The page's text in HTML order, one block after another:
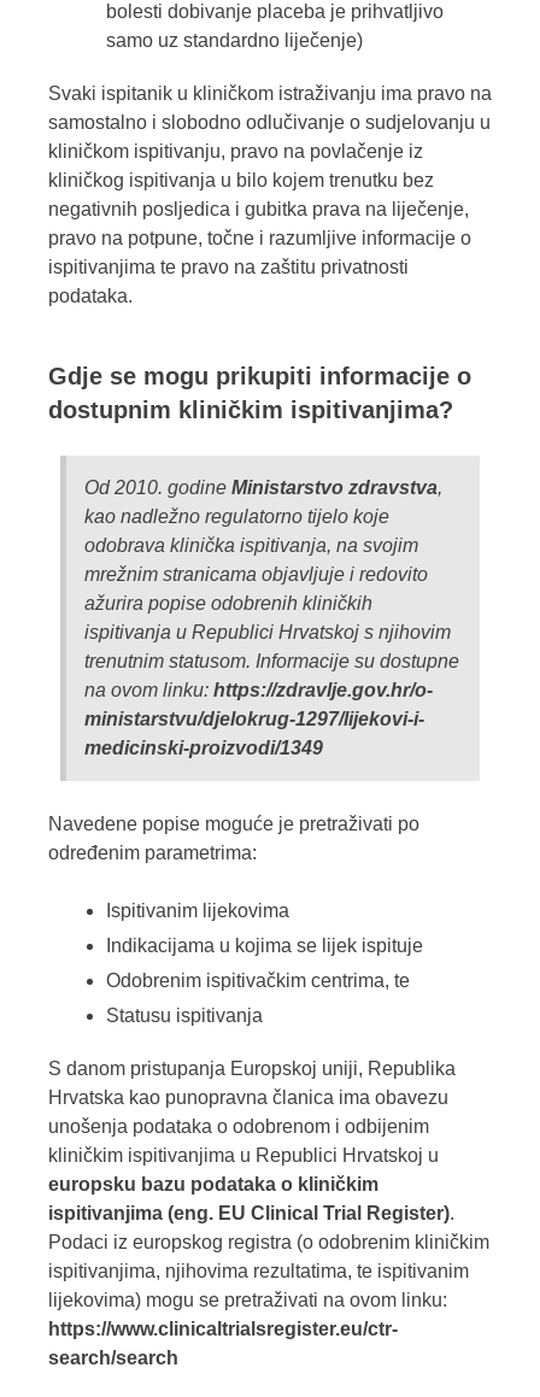
bolesti dobivanje placeba je prihvatljivo
samo uz standardno liječenje)
Svaki ispitanik u kliničkom istraživanju ima pravo na
samostalno i slobodno odlučivanje o sudjelovanju u
kliničkom ispitivanju, pravo na povlačenje iz
kliničkog ispitivanja u bilo kojem trenutku bez
negativnih posljedica i gubitka prava na liječenje,
pravo na potpune, točne i razumljive informacije o
ispitivanjima te pravo na zaštitu privatnosti
podataka.
Gdje se mogu prikupiti informacije o
dostupnim kliničkim ispitivanjima?
Od 2010. godine Ministarstvo zdravstva,
kao nadležno regulatorno tijelo koje
odobrava klinička ispitivanja, na svojim
mrežnim stranicama objavljuje i redovito
ažurira popise odobrenih kliničkih
ispitivanja u Republici Hrvatskoj s njihovim
trenutnim statusom. Informacije su dostupne
na ovom linku: https://zdravlje.gov.hr/o-
ministarstvu/djelokrug-1297/lijekovi-i-
medicinski-proizvodi/1349
Navedene popise moguće je pretraživati po
određenim parametrima:
Ispitivanim lijekovima
Indikacijama u kojima se lijek ispituje
Odobrenim ispitivačkim centrima, te
Statusu ispitivanja
S danom pristupanja Europskoj uniji, Republika
Hrvatska kao punopravna članica ima obavezu
unošenja podataka o odobrenom i odbijenim
kliničkim ispitivanjima u Republici Hrvatskoj u
europsku bazu podataka o kliničkim
ispitivanjima (eng. EU Clinical Trial Register).
Podaci iz europskog registra (o odobrenim kliničkim
ispitivanjima, njihovima rezultatima, te ispitivanim
lijekovima) mogu se pretraživati na ovom linku:
https://www.clinicaltrialsregister.eu/ctr-
search/search